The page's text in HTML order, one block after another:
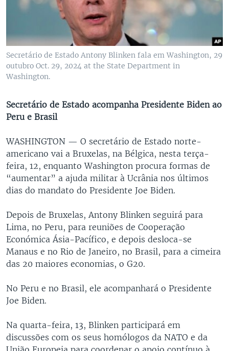
Secretário de Estado Antony Blinken fala em Washington, 29
outubro Oct. 29, 2024 at the State Department in
Washington.
Secretário de Estado acompanha Presidente Biden ao
Peru e Brasil
WASHINGTON — O secretário de Estado norte-
americano vai a Bruxelas, na Bélgica, nesta terça-
feira, 12, enquanto Washington procura formas de
“aumentar” a ajuda militar à Ucrânia nos últimos
dias do mandato do Presidente Joe Biden.
Depois de Bruxelas, Antony Blinken seguirá para
Lima, no Peru, para reuniões de Cooperação
Económica Ásia-Pacífico, e depois desloca-se
Manaus e no Rio de Janeiro, no Brasil, para a cimeira
das 20 maiores economias, o G20.
No Peru e no Brasil, ele acompanhará o Presidente
Joe Biden.
Na quarta-feira, 13, Blinken participará em
discussões com os seus homólogos da NATO e da